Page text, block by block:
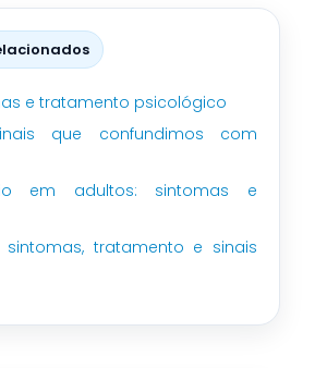
e tratamento psicológico
que confundimos com
em adultos: sintomas e
sintomas, tratamento e sinais